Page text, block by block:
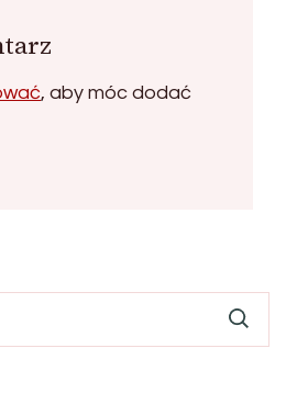
, aby móc dodać